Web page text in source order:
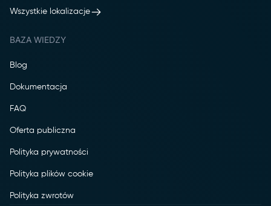
Wszystkie lokalizacje
BAZA WIEDZY
Blog
Dokumentacja
FAQ
Oferta publiczna
Polityka prywatności
Polityka plików cookie
Polityka zwrotów